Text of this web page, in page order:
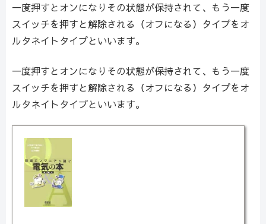
一度押すとオンになりその状態が保持されて、もう一度
スイッチを押すと解除される（オフになる）タイプをオ
ルタネイトタイプといいます。
一度押すとオンになりその状態が保持されて、もう一度
スイッチを押すと解除される（オフになる）タイプをオ
ルタネイトタイプといいます。